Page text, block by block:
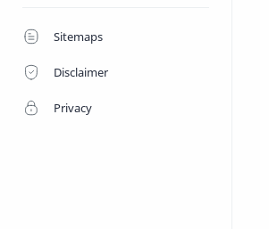
Sitemaps
Disclaimer
Privacy